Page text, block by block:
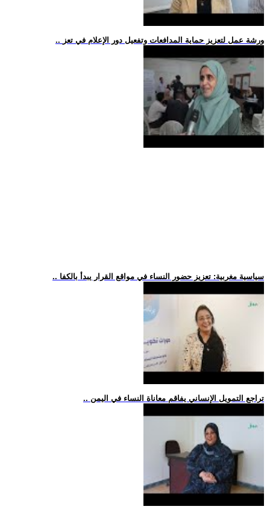
.. ورشة عمل لتعزيز حماية المدافعات وتفعيل دور الإعلام في تعز
.. سياسية مغربية: تعزيز حضور النساء في مواقع القرار يبدأ بالكفا
.. تراجع التمويل الإنساني يفاقم معاناة النساء في اليمن